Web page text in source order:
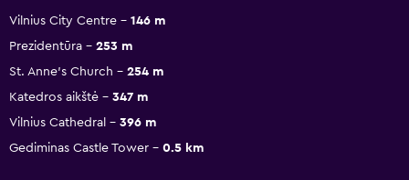
Vilnius City Centre
146 m
Prezidentūra
253 m
St. Anne's Church
254 m
Katedros aikštė
347 m
Vilnius Cathedral
396 m
Gediminas Castle Tower
0.5 km